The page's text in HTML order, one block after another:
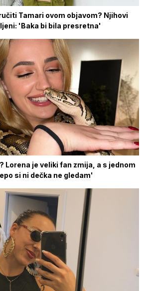
Tamari ovom objavom? Njihovi
'Baka bi bila presretna'
Lorena je veliki fan zmija, a s jednom
si ni dečka ne gledam'